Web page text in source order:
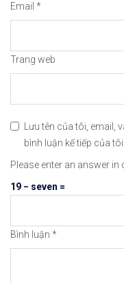
Hướng
Email *
Trang web
Lưu tên của tôi, email,
bình luận kế tiếp của tôi.
Please enter an answer in
19 − seven =
Bình luận *